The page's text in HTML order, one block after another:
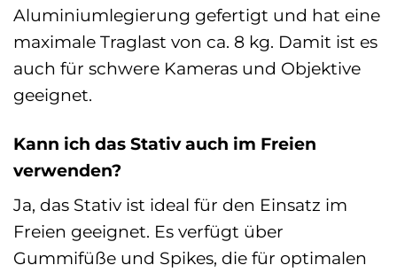
Aluminiumlegierung gefertigt und hat eine
maximale Traglast von ca. 8 kg. Damit ist es
auch für schwere Kameras und Objektive
geeignet.
Kann ich das Stativ auch im Freien
verwenden?
Ja, das Stativ ist ideal für den Einsatz im
Freien geeignet. Es verfügt über
Gummifüße und Spikes, die für optimalen